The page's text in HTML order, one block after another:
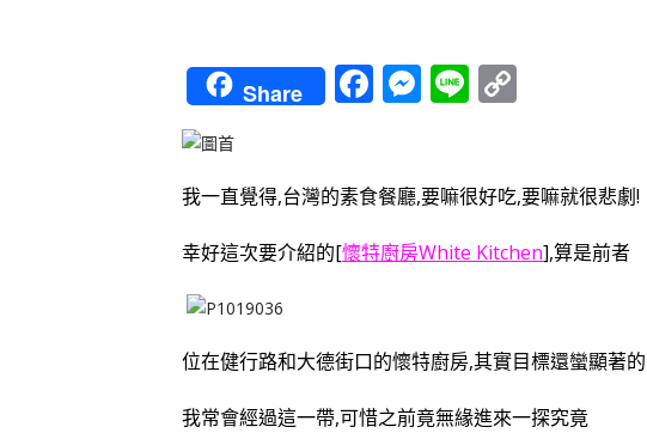
Share Facebook
Messenger
Line
我一直覺得,台灣的素食餐廳,要嘛很好吃,要嘛就很悲劇!
幸好這次要介紹的[懷特廚房White Kitchen],算是前者
位在健行路和大德街口的懷特廚房,其實目標還蠻顯著的
我常會經過這一帶,可惜之前竟無緣進來一探究竟